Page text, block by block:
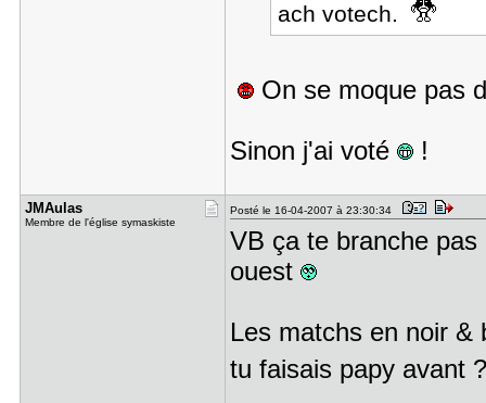
ach votech.
On se moque pas
Sinon j'ai voté !
JMAulas
Membre de l'église symaskiste
Posté le 16-04-2007 à 23:30:34
VB ça te branche
ouest
Les matchs en noir &
tu faisais papy avant